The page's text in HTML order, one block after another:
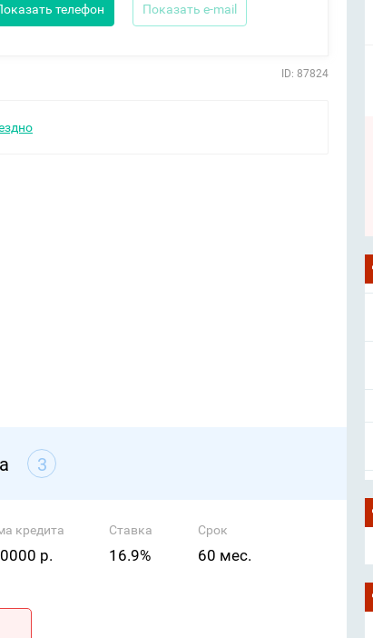
телефон Показать e-mail
ID: 87824
3
кредита
р.
Ставка
16.9%
Срок
60 мес.